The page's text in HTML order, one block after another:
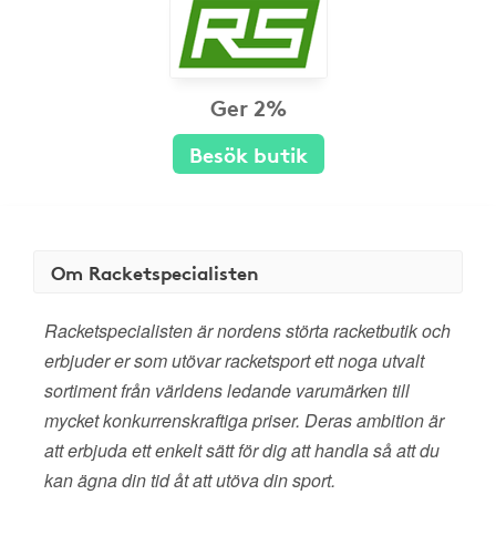
Ger 2%
Besök butik
Om Racketspecialisten
Racketspecialisten är nordens störta racketbutik och
erbjuder er som utövar racketsport ett noga utvalt
sortiment från världens ledande varumärken till
mycket konkurrenskraftiga priser. Deras ambition är
att erbjuda ett enkelt sätt för dig att handla så att du
kan ägna din tid åt att utöva din sport.